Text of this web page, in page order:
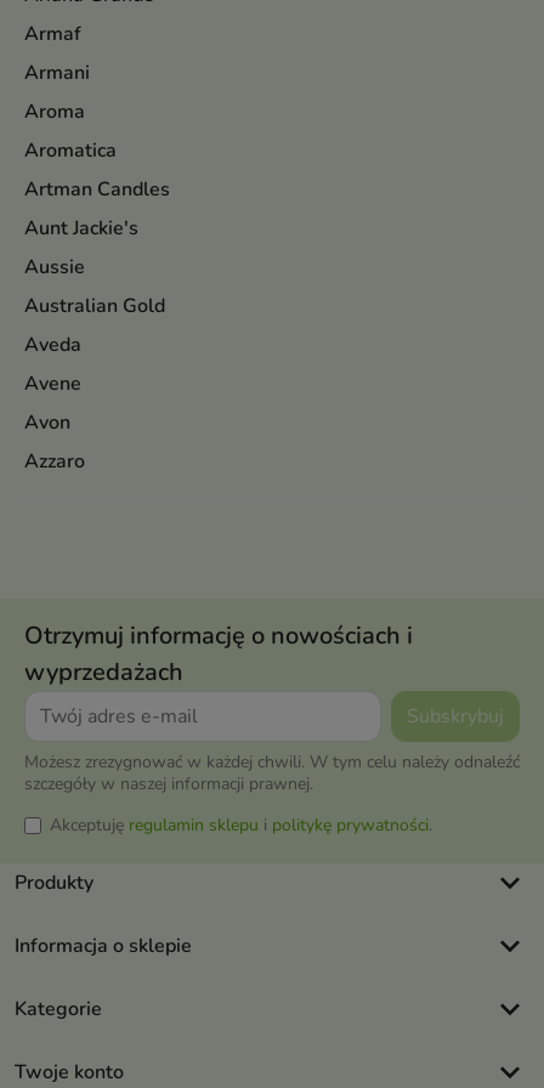
Armaf
Armani
Aroma
Aromatica
Artman Candles
Aunt Jackie's
Aussie
Australian Gold
Aveda
Avene
Avon
Azzaro
Otrzymuj informację o nowościach i
wyprzedażach
Możesz zrezygnować w każdej chwili. W tym celu należy odnaleźć
szczegóły w naszej informacji prawnej.
Akceptuję regulamin sklepu i politykę prywatności.
Produkty keyboard_arrow_down
Informacja o sklepie keyboard_arrow_down
Kategorie keyboard_arrow_down
Twoje konto keyboard_arrow_down